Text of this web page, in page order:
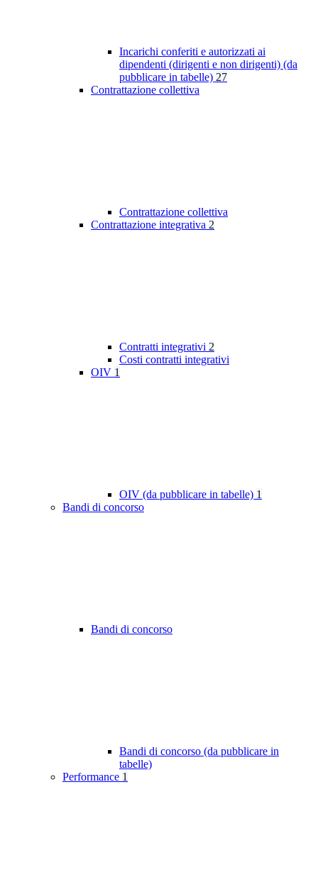
Incarichi conferiti e autorizzati ai
dipendenti (dirigenti e non dirigenti) (da
pubblicare in tabelle) 27
Contrattazione collettiva
Contrattazione collettiva
Contrattazione integrativa 2
Contratti integrativi 2
Costi contratti integrativi
OIV 1
OIV (da pubblicare in tabelle) 1
Bandi di concorso
Bandi di concorso
Bandi di concorso (da pubblicare in
tabelle)
Performance 1